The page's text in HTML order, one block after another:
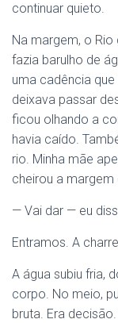
continuar quieto.
Na margem, o
fazia barulho de
uma cadência
deixava passar
ficou olhando a
havia caído.
rio. Minha mãe
cheirou a
— Vai dar — eu
Entramos. A
A água subiu fria,
corpo. No meio,
bruta. Era